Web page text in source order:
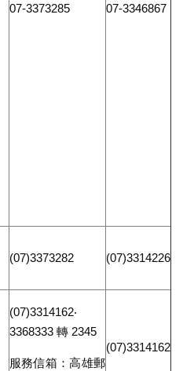
07-3373285 07-3346867
(07)3373282 (07)3314226
(07)3314162‧
3368333 轉 2345
服務信箱：高雄郵
(07)3314162